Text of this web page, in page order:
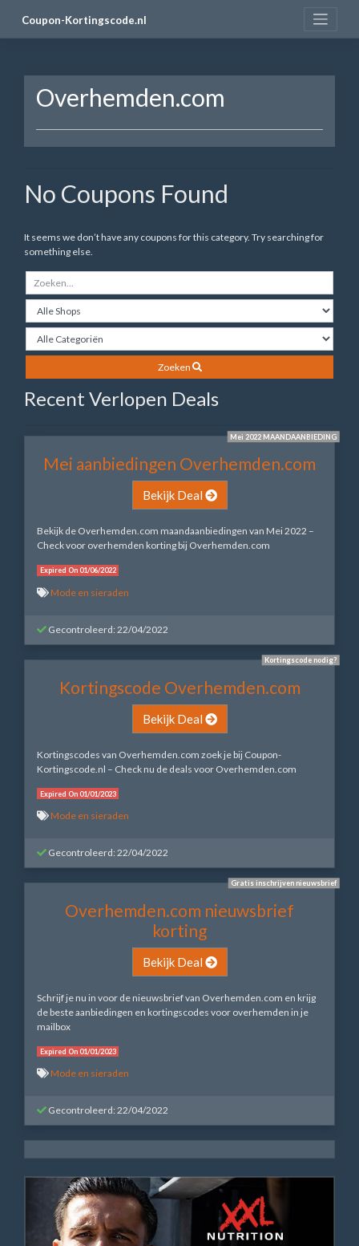
Coupon-Kortingscode.nl
Overhemden.com
No Coupons Found
It seems we don’t have any coupons for this category. Try searching for
something else.
Zoeken
Recent Verlopen Deals
Mei 2022 MAANDAANBIEDING
Mei aanbiedingen Overhemden.com
Bekijk Deal
Bekijk de Overhemden.com maandaanbiedingen van Mei 2022 –
Check voor overhemden korting bij Overhemden.com
Expired On 01/06/2022
Mode en sieraden
Gecontroleerd: 22/04/2022
Kortingscode nodig?
Kortingscode Overhemden.com
Bekijk Deal
Kortingscodes van Overhemden.com zoek je bij Coupon-
Kortingscode.nl – Check nu de deals voor Overhemden.com
Expired On 01/01/2023
Mode en sieraden
Gecontroleerd: 22/04/2022
Gratis inschrijven nieuwsbrief
Overhemden.com nieuwsbrief
korting
Bekijk Deal
Schrijf je nu in voor de nieuwsbrief van Overhemden.com en krijg
de beste aanbiedingen en kortingscodes voor overhemden in je
mailbox
Expired On 01/01/2023
Mode en sieraden
Gecontroleerd: 22/04/2022